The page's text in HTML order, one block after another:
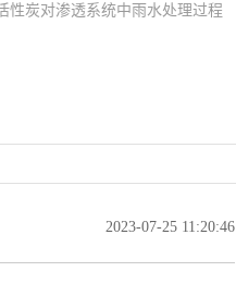
性炭对渗透系统中雨水处理过程
2023-07-25 11:20:46